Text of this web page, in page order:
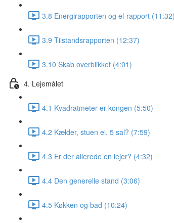
3.8 Energirapporten og el-rapport (11:32)
3.9 Tilstandsrapporten (12:37)
3.10 Skab overblikket (4:01)
4. Lejemålet
4.1 Kvadratmeter er kongen (5:50)
4.2 Kælder, stuen el. 5 sal? (7:59)
4.3 Er der allerede en lejer? (4:32)
4.4 Den generelle stand (3:06)
4.5 Køkken og bad (10:24)